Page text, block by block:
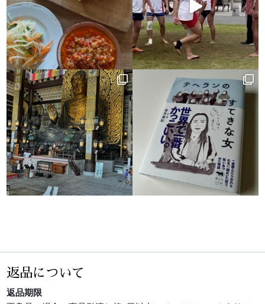
返品について
返品期限